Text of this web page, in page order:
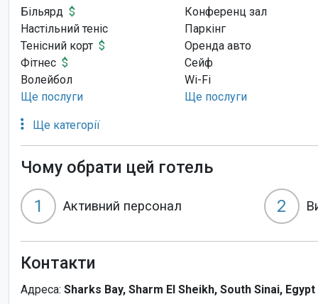
Більярд $
Настільний теніс
Тенісний корт $
Фітнес $
Волейбол
Ще послуги
Конференц зал
Паркінг
Оренда авто
Сейф
Wi-Fi
Ще послуги
Ще категорії
Чому обрати цей готель
1
Активний персонал 2
Контакти
Адреса: Sharks Bay, Sharm El Sheikh, South Sinai, Egypt